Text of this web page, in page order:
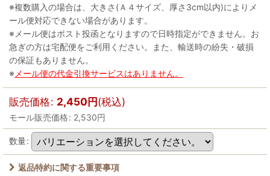
※複数購入の場合は、大きさ(Ａ４サイズ、厚さ3cm以内)によりメ
ール便対応できない場合があります。
※メール便はポスト投函となりますので日時指定ができません。お
急ぎの方は宅配便をご利用ください。また、輸送時の紛失・破損
の保証もありません。
※ メール便の代金引換サービスはありません。
販売価格: 2,450円(税込)
モール販売価格: 2,530円
数量:
返品特約に関する重要事項